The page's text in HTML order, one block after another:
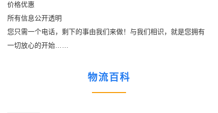
价格优惠
所有信息公开透明
您只需一个电话，剩下的事由我们来做！与我们相识，就是您拥有
一切放心的开始……
物流百科